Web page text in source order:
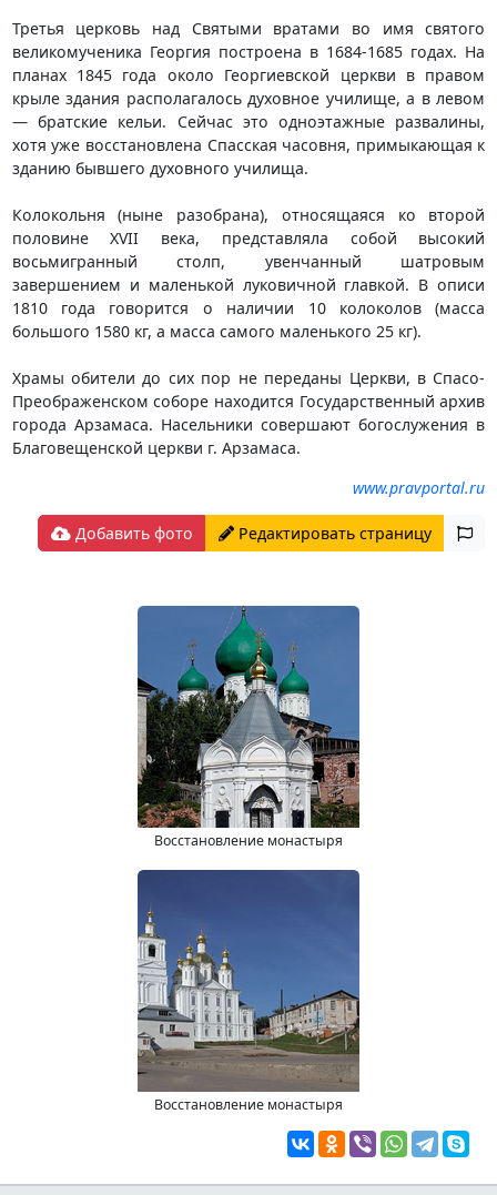
Третья церковь над Святыми вратами во имя святого
великомученика Георгия построена в 1684-1685 годах. На
планах 1845 года около Георгиевской церкви в правом
крыле здания располагалось духовное училище, а в левом
— братские кельи. Сейчас это одноэтажные развалины,
хотя уже восстановлена Спасская часовня, примыкающая к
зданию бывшего духовного училища.
Колокольня (ныне разобрана), относящаяся ко второй
половине XVII века, представляла собой высокий
восьмигранный столп, увенчанный шатровым
завершением и маленькой луковичной главкой. В описи
1810 года говорится о наличии 10 колоколов (масса
большого 1580 кг, а масса самого маленького 25 кг).
Храмы обители до сих пор не переданы Церкви, в Спасо-
Преображенском соборе находится Государственный архив
города Арзамаса. Насельники совершают богослужения в
Благовещенской церкви г. Арзамаса.
www.pravportal.ru
Добавить фото Редактировать страницу
Восстановление монастыря
Восстановление монастыря